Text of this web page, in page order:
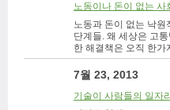
노동이나 돈이 없는 사
노동과 돈이 없는 낙원
단계들. 왜 세상은 고
한 해결책은 오직 한가
7월 23, 2013
기술이 사람들의 일자